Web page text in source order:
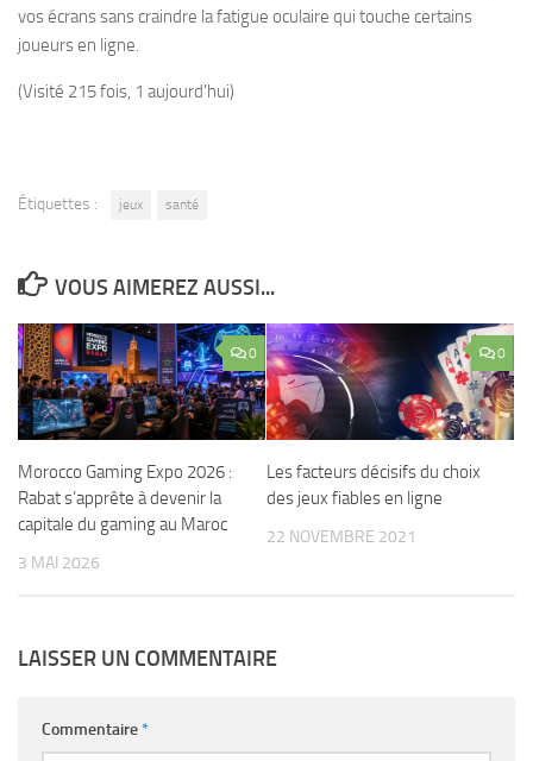
vos écrans sans craindre la fatigue oculaire qui touche certains
joueurs en ligne.
(Visité 215 fois, 1 aujourd'hui)
Étiquettes : jeux santé
VOUS AIMEREZ AUSSI...
0
Morocco Gaming Expo 2026 :
Rabat s’apprête à devenir la
capitale du gaming au Maroc
3 MAI 2026
0
Les facteurs décisifs du choix
des jeux fiables en ligne
22 NOVEMBRE 2021
LAISSER UN COMMENTAIRE
Commentaire*